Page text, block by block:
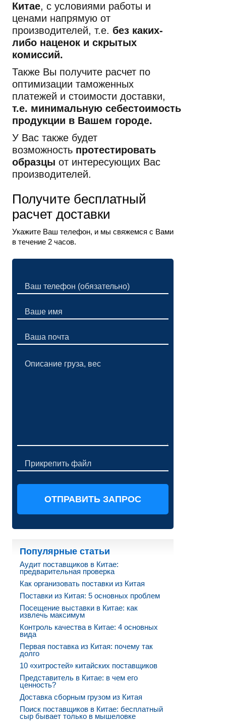
Китае, с условиями работы и
ценами напрямую от
производителей, т.е. без каких-
либо наценок и скрытых
комиссий.
Также Вы получите расчет по
оптимизации таможенных
платежей и стоимости доставки,
т.е. минимальную себестоимость
продукции в Вашем городе.
У Вас также будет
возможность протестировать
образцы от интересующих Вас
производителей.
Получите бесплатный
расчет доставки
Укажите Ваш телефон, и мы свяжемся с Вами
в течение 2 часов.
Прикрепить файл
Популярные статьи
Аудит поставщиков в Китае:
предварительная проверка
Как организовать поставки из Китая
Поставки из Китая: 5 основных проблем
Посещение выставки в Китае: как
извлечь максимум
Контроль качества в Китае: 4 основных
вида
Первая поставка из Китая: почему так
долго
10 «хитростей» китайских поставщиков
Представитель в Китае: в чем его
ценность?
Доставка сборным грузом из Китая
Поиск поставщиков в Китае: бесплатный
сыр бывает только в мышеловке